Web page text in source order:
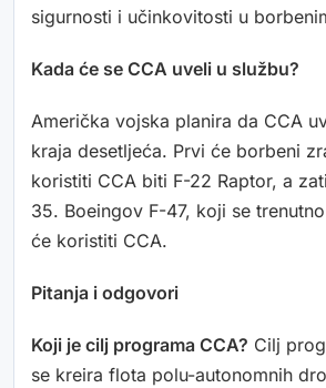
sigurnosti i učinkovitosti u
Kada će se CCA uveli u službu?
Američka vojska planira da CCA
kraja desetljeća. Prvi će borbeni
koristiti CCA biti F-22 Raptor, a
35. Boeingov F-47, koji se
će koristiti CCA.
Pitanja i odgovori
Koji je cilj programa CCA? Cilj
se kreira flota polu-autonomnih